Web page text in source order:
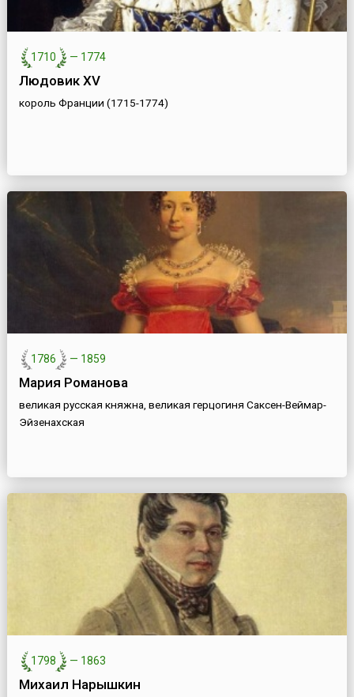
1710 — 1774
Людовик XV
король Франции (1715-1774)
1786 — 1859
Мария Романова
великая русская княжна, великая герцогиня Саксен-Веймар-
Эйзенахская
1798 — 1863
Михаил Нарышкин